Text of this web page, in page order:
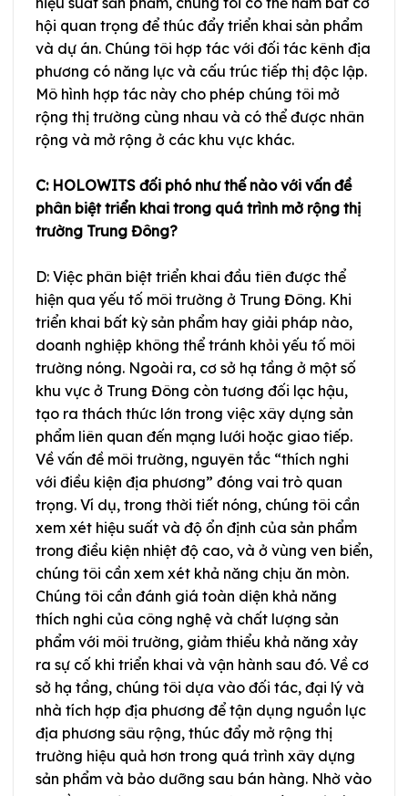
hội quan trọng để thúc đẩy triển khai sản phẩm
và dự án. Chúng tôi hợp tác với đối tác kênh địa
phương có năng lực và cấu trúc tiếp thị độc lập.
Mô hình hợp tác này cho phép chúng tôi mở
rộng thị trường cùng nhau và có thể được nhân
rộng và mở rộng ở các khu vực khác.
C: HOLOWITS đối phó như thế nào với vấn đề
phân biệt triển khai trong quá trình mở rộng thị
trường Trung Đông?
D: Việc phân biệt triển khai đầu tiên được thể
hiện qua yếu tố môi trường ở Trung Đông. Khi
triển khai bất kỳ sản phẩm hay giải pháp nào,
doanh nghiệp không thể tránh khỏi yếu tố môi
trường nóng. Ngoài ra, cơ sở hạ tầng ở một số
khu vực ở Trung Đông còn tương đối lạc hậu,
tạo ra thách thức lớn trong việc xây dựng sản
phẩm liên quan đến mạng lưới hoặc giao tiếp.
Về vấn đề môi trường, nguyên tắc “thích nghi
với điều kiện địa phương” đóng vai trò quan
trọng. Ví dụ, trong thời tiết nóng, chúng tôi cần
xem xét hiệu suất và độ ổn định của sản phẩm
trong điều kiện nhiệt độ cao, và ở vùng ven biển,
chúng tôi cần xem xét khả năng chịu ăn mòn.
Chúng tôi cần đánh giá toàn diện khả năng
thích nghi của công nghệ và chất lượng sản
phẩm với môi trường, giảm thiểu khả năng xảy
ra sự cố khi triển khai và vận hành sau đó. Về cơ
sở hạ tầng, chúng tôi dựa vào đối tác, đại lý và
nhà tích hợp địa phương để tận dụng nguồn lực
địa phương sâu rộng, thúc đẩy mở rộng thị
trường hiệu quả hơn trong quá trình xây dựng
sản phẩm và bảo dưỡng sau bán hàng. Nhờ vào